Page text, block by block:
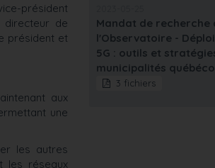
président
de
président et
aux
une
les autres
les réseaux
Mandat de recherche
l'Observatoire -
5G : outils et
municipalités
3 fichiers